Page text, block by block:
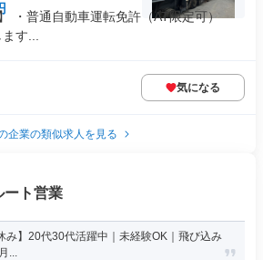
・普通自動車運転免許（AT限定可）
す...
気になる
企業の類似求人を見る
ート営業
み】20代30代活躍中｜未経験OK｜飛び込み
...